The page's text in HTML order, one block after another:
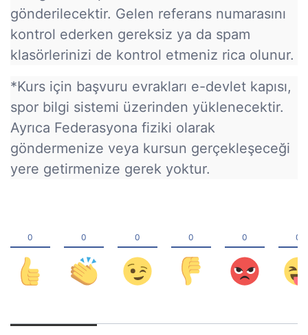
gönderilecektir. Gelen referans numarasını
kontrol ederken gereksiz ya da spam
klasörlerinizi de kontrol etmeniz rica olunur.
*Kurs için başvuru evrakları e-devlet kapısı,
spor bilgi sistemi üzerinden yüklenecektir.
Ayrıca Federasyona fiziki olarak
göndermenize veya kursun gerçekleşeceği
yere getirmenize gerek yoktur.